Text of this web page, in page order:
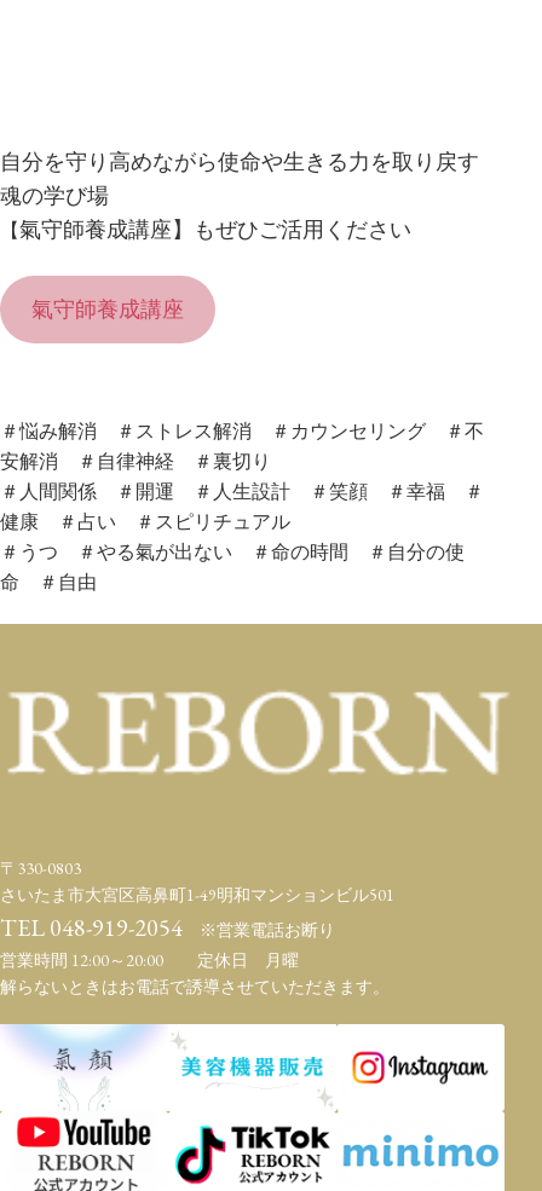
自分を守り高めながら使命や生きる力を取り戻す
魂の学び場
【氣守師養成講座】もぜひご活用ください
氣守師養成講座
＃悩み解消 ＃ストレス解消 ＃カウンセリング ＃不
安解消 ＃自律神経 ＃裏切り
＃人間関係 ＃開運 ＃人生設計 ＃笑顔 ＃幸福 ＃
健康 ＃占い ＃スピリチュアル
＃うつ ＃やる氣が出ない ＃命の時間 ＃自分の使
命 ＃自由
〒330-0803
さいたま市大宮区高鼻町1-49明和マンションビル501
TEL 048-919-2054 ※営業電話お断り
営業時間 12:00～20:00 定休日 月曜
解らないときはお電話で誘導させていただきます。